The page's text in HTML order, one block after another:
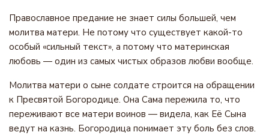
Православное предание не знает силы большей, чем
молитва матери. Не потому что существует какой-то
особый «сильный текст», а потому что материнская
любовь — один из самых чистых образов любви вообще.
Молитва матери о сыне солдате строится на обращении
к Пресвятой Богородице. Она Сама пережила то, что
переживают все матери воинов — видела, как Её Сына
ведут на казнь. Богородица понимает эту боль без слов.